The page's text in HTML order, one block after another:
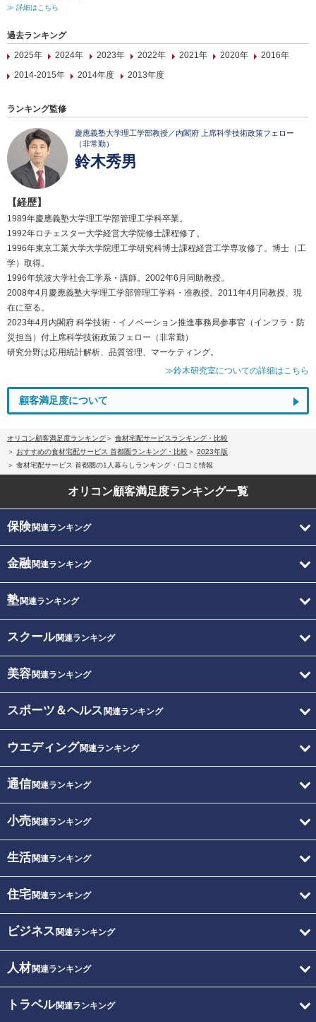
≫ 詳細はこちら
過去ランキング
2025年
2024年 2023年 2022年 2021年 2020年
2016年
2014-2015年
2014年度 2013年度
ランキング監修
慶應義塾大学理工学部教授／内閣府 上席科学技術政策フェロー
（非常勤）
鈴木秀男
【経歴】
1989年慶應義塾大学理工学部管理工学科卒業。
1992年ロチェスター大学経営大学院修士課程修了。
1996年東京工業大学大学院理工学研究科博士課程経営工学専攻修了。博士（工
学）取得。
1996年筑波大学社会工学系・講師。2002年6月同助教授。
2008年4月慶應義塾大学理工学部管理工学科・准教授。2011年4月同教授、現
在に至る。
2023年4月内閣府 科学技術・イノベーション推進事務局参事官（インフラ・防
災担当）付上席科学技術政策フェロー（非常勤）
研究分野は応用統計解析、品質管理、マーケティング。
≫鈴木研究室についての詳細はこちら
顧客満足度について
オリコン顧客満足度ランキング
食材宅配サービスランキング・比較
おすすめの食材宅配サービス 首都圏ランキング・比較
2023年版
食材宅配サービス 首都圏の1人暮らしランキング・口コミ情報
オリコン顧客満足度ランキング一覧
保険関連ランキング
金融関連ランキング
塾関連ランキング
スクール関連ランキング
美容関連ランキング
スポーツ＆ヘルス 関連ランキング
ウエディング関連ランキング
通信関連ランキング
小売関連ランキング
生活関連ランキング
住宅関連ランキング
ビジネス 関連ランキング
人材関連ランキング
トラベル関連ランキング